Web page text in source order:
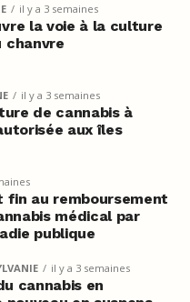
il y a 3 semaines
la voie à la culture
chanvre
il y a 3 semaines
de cannabis à
aux îles
fin au remboursement
médical par
publique
il y a 3 semaines
cannabis en